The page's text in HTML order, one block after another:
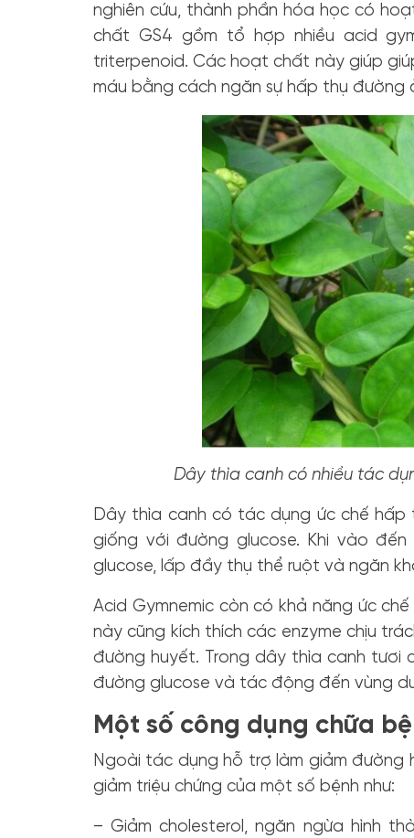
nghiên cứu, thành phần hóa học có
chất GS4 gồm tổ hợp nhiều acid
triterpenoid. Các hoạt chất này giúp
máu bằng cách ngăn sự hấp thụ đường
Dây thìa canh có nhiều tác
Dây thìa canh có tác dụng ức chế
giống với đường glucose. Khi vào
glucose, lấp đầy thụ thể ruột và ngăn
Acid Gymnemic còn có khả năng ức
này cũng kích thích các enzyme chịu
đường huyết. Trong dây thìa canh tươi
đường glucose và tác động đến vùng
Một số công dụng chữa
Ngoài tác dụng hỗ trợ làm giảm đường
giảm triệu chứng của một số bệnh như:
– Giảm cholesterol, ngăn ngừa hình